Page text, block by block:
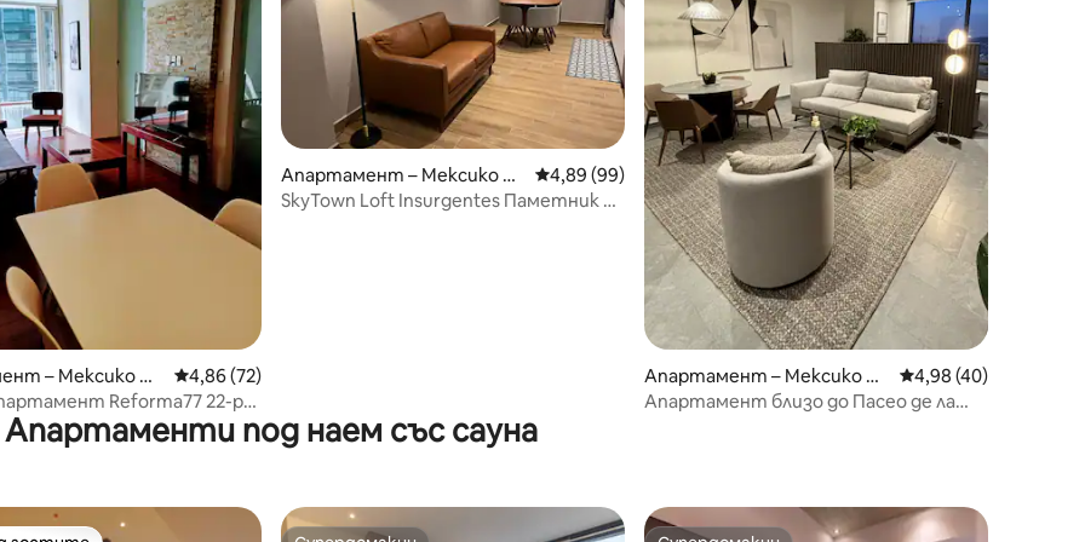
5, 34 отзива
– Мексико Си
Средна оценка: 4,86 от 5, 72 отзива
4,86 (72)
Reforma77 22-ри
2 БАНИ
Апартамент – Мексико С
ити
Средна оценка: 4,89 от 5, 99 отзива
4,89 (99)
SkyTown Loft Insurgentes Паметник на
Апартамент – Мексико Си
ти
Средна оценка:
4,98 (40)
Апартамент близо до Пасео де ла
Апартаменти под наем със сауна